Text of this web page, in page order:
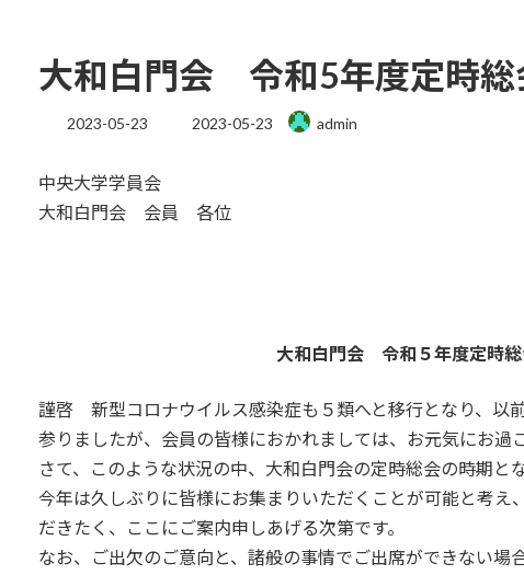
大和白門会 令和5年度定時総
2023-05-23
最
日
2023-05-23 admin
中央大学学員会
大和白門会 会員 各位
大和白門会 令和５年度定時総
謹啓 新型コロナウイルス感染症も５類へと移行となり、以
参りましたが、会員の皆様におかれましては、お元気にお過
さて、このような状況の中、大和白門会の定時総会の時期と
今年は久しぶりに皆様にお集まりいただくことが可能と考え
だきたく、ここにご案内申しあげる次第です。
なお、ご出欠のご意向と、諸般の事情でご出席ができない場